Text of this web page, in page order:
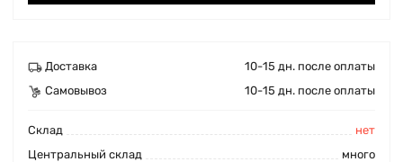
Доставка
10-15 дн. после оплаты
Самовывоз
10-15 дн. после оплаты
Cклад
нет
Центральный склад
много